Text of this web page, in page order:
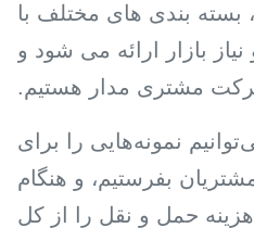
بسته بندی های مختلف با
بازار ارائه می شود و
مشتری مدار هستیم.
نمونه‌هایی را برای
بفرستیم، و هنگام
حمل و نقل را از کل